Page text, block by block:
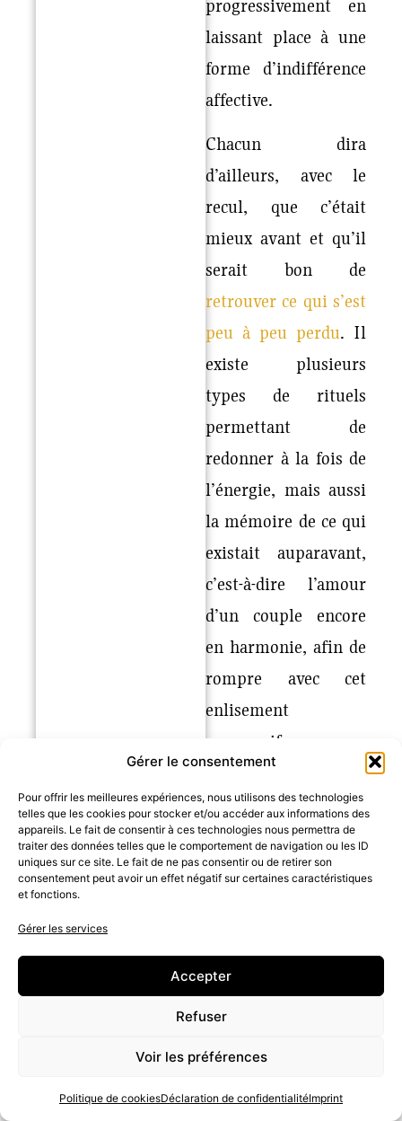
Gérer le consentement
Pour offrir les meilleures expériences, nous utilisons des technologies
telles que les cookies pour stocker et/ou accéder aux informations des
appareils. Le fait de consentir à ces technologies nous permettra de
traiter des données telles que le comportement de navigation ou les ID
uniques sur ce site. Le fait de ne pas consentir ou de retirer son
consentement peut avoir un effet négatif sur certaines caractéristiques
et fonctions.
Gérer les services
Accepter
Refuser
Voir les préférences
Politique de cookiesDéclaration de confidentialitéImprint
progressivement en
laissant place à une
forme d’indifférence
affective.
Chacun dira
d’ailleurs, avec le
recul, que c’était
mieux avant et qu’il
serait bon de
retrouver ce qui s’est
peu à peu perdu. Il
existe plusieurs
types de rituels
permettant de
redonner à la fois de
l’énergie, mais aussi
la mémoire de ce qui
existait auparavant,
c’est-à-dire l’amour
d’un couple encore
en harmonie, afin de
rompre avec cet
enlisement
progressif.
d’un retour à la
normale du moins
vers ce que l’on
du temps pendant
cette configuration,
renverser la tendance